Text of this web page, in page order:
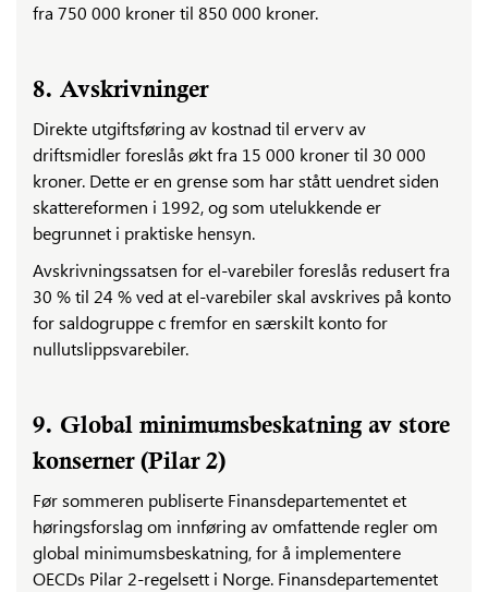
fra 750 000 kroner til 850 000 kroner.
8. Avskrivninger
Direkte utgiftsføring av kostnad til erverv av
driftsmidler foreslås økt fra 15 000 kroner til 30 000
kroner. Dette er en grense som har stått uendret siden
skattereformen i 1992, og som utelukkende er
begrunnet i praktiske hensyn.
Avskrivningssatsen for el-varebiler foreslås redusert fra
30 % til 24 % ved at el-varebiler skal avskrives på konto
for saldogruppe c fremfor en særskilt konto for
nullutslippsvarebiler.
9. Global minimumsbeskatning av store
konserner (Pilar 2)
Før sommeren publiserte Finansdepartementet et
høringsforslag om innføring av omfattende regler om
global minimumsbeskatning, for å implementere
OECDs Pilar 2-regelsett i Norge. Finansdepartementet